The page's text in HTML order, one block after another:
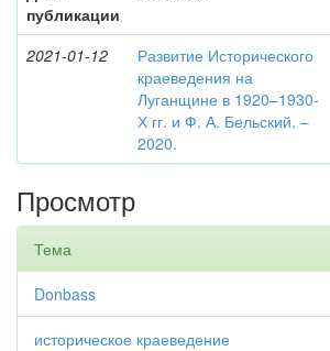
публикации
2021-01-12
Развитие Исторического
краеведения на
Луганщине в 1920–1930-
Х гг. и Ф. А. Бельский. –
2020.
Просмотр
Тема
Donbass
историческое краеведение